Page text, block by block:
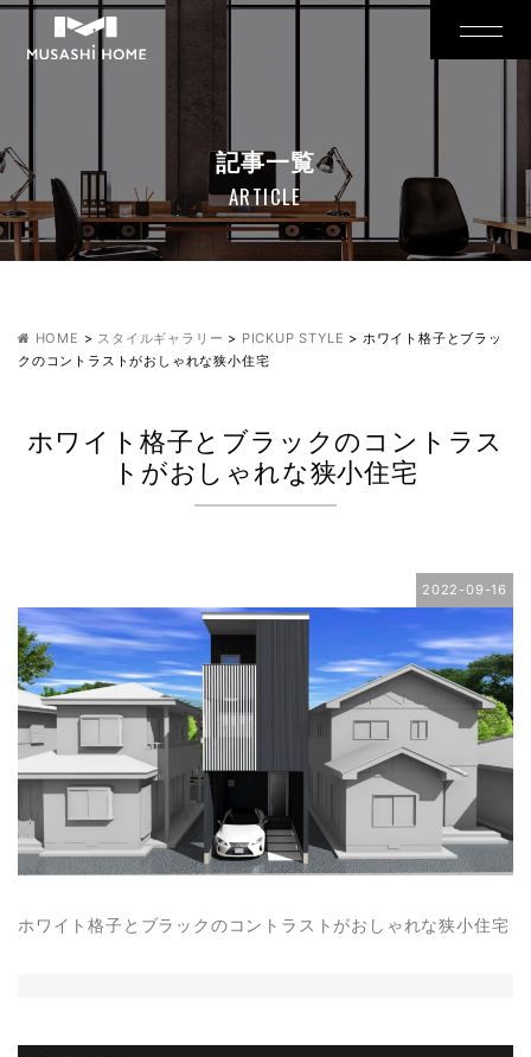
記事一覧
ARTICLE
HOME > スタイルギャラリー > PICKUP STYLE > ホワイト格子とブラッ
クのコントラストがおしゃれな狭小住宅
ホワイト格子とブラックのコントラス
トがおしゃれな狭小住宅
2022-09-16
ホワイト格子とブラックのコントラストがおしゃれな狭小住宅